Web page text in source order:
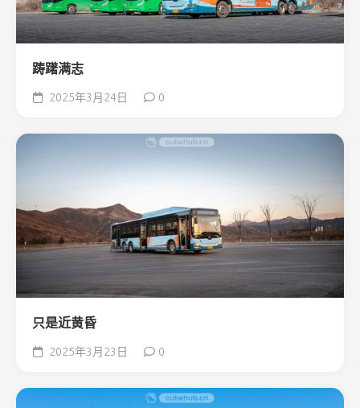
踌躇满志
2025年3月24日 0
只是近黄昏
2025年3月23日 0